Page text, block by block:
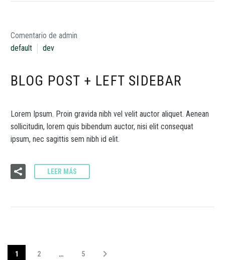
Comentario de admin
default
dev
BLOG POST + LEFT SIDEBAR
Lorem Ipsum. Proin gravida nibh vel velit auctor aliquet. Aenean
sollicitudin, lorem quis bibendum auctor, nisi elit consequat
ipsum, nec sagittis sem nibh id elit.
LEER MÁS
1 2 … 5